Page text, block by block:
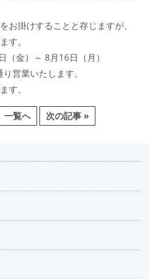
お掛けすることと存じますが、
す。
（金）～ 8月16日（月）
営業いたします。
す。
一覧へ 次の記事 »